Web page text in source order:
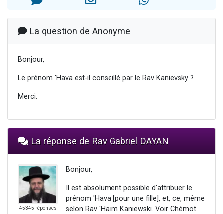
Odaya vient de donner son Maasser
La question de Anonyme
Bonjour,
Le prénom 'Hava est-il conseillé par le Rav Kanievsky ?
Merci.
La réponse de Rav Gabriel DAYAN
45345 réponses
Bonjour,
Il est absolument possible d'attribuer le
prénom 'Hava [pour une fille], et, ce, même
selon Rav 'Haïm Kaniewski. Voir Chémot